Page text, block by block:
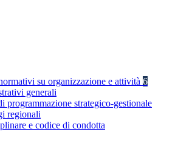
su organizzazione e attività 6
generali
programmazione strategico-gestionale
regionali
e codice di condotta